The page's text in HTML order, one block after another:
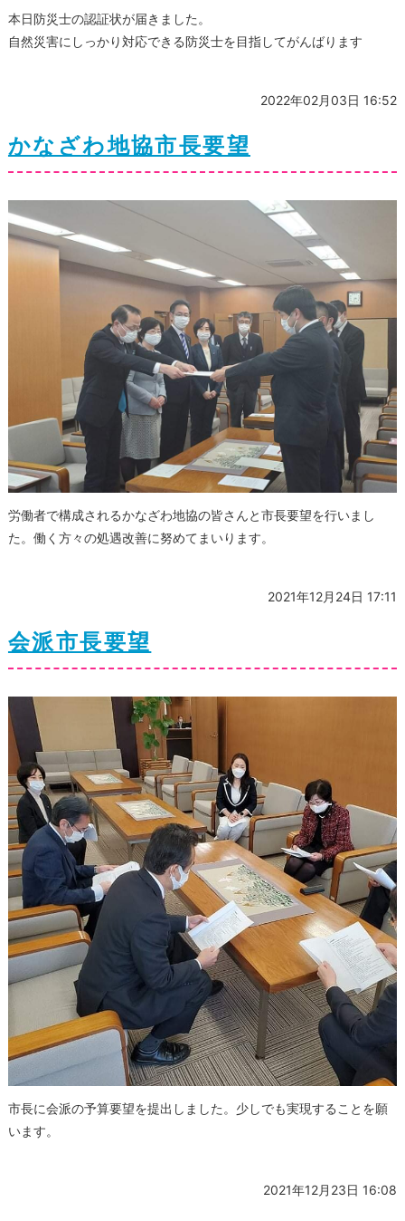
本日防災士の認証状が届きました。
自然災害にしっかり対応できる防災士を目指してがんばります
2022年02月03日 16:52
かなざわ地協市長要望
労働者で構成されるかなざわ地協の皆さんと市長要望を行いまし
た。働く方々の処遇改善に努めてまいります。
2021年12月24日 17:11
会派市長要望
市長に会派の予算要望を提出しました。少しでも実現することを願
います。
2021年12月23日 16:08